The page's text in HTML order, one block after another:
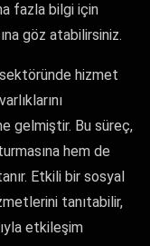
fazla bilgi için
göz atabilirsiniz.
hizmet
gelmiştir. Bu süreç,
hem de
Etkili bir sosyal
tanıtabilir,
etkileşim